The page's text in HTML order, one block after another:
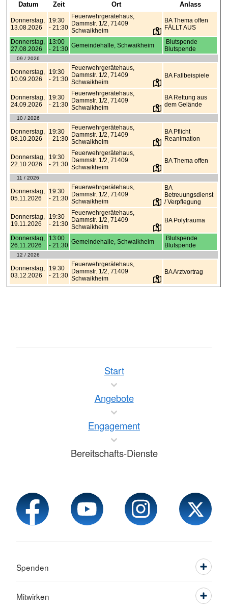
Start
Angebote
Engagement
Bereitschafts-Dienste
Spenden
Mitwirken